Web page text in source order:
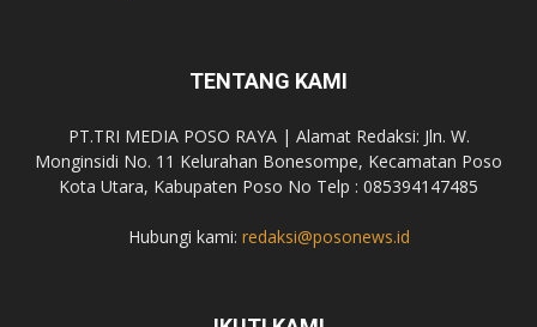
TENTANG KAMI
PT.TRI MEDIA POSO RAYA | Alamat Redaksi: Jln. W.
Monginsidi No. 11 Kelurahan Bonesompe, Kecamatan Poso
Kota Utara, Kabupaten Poso No Telp : 085394147485
Hubungi kami: redaksi@posonews.id